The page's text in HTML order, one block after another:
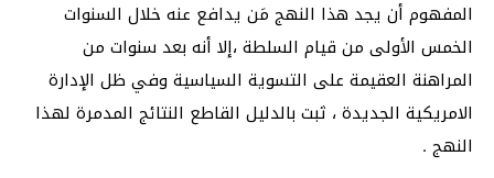
المفهوم أن يجد هذا النهج مَن يدافع عنه خلال السنوات
الخمس الأولى من قيام السلطة ،إلا أنه بعد سنوات من
المراهنة العقيمة على التسوية السياسية وفي ظل الإدارة
الامريكية الجديدة ، ثبت بالدليل القاطع النتائج المدمرة لهذا
النهج .